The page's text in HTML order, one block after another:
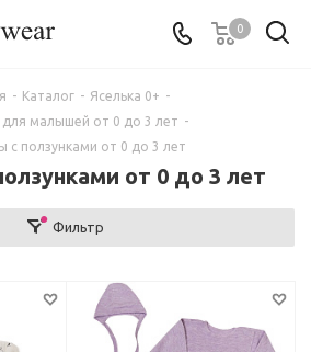
0
- Каталог - Яселька 0+ -
малышей от 0 до 3 лет -
с ползунками от 0 до 3 лет
от 0 до 3 лет
Фильтр